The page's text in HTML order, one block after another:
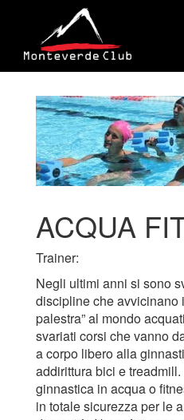
ACQUA
Trainer:
Negli ultimi anni si sono
discipline che avvicinano
palestra” al mondo
svariati corsi che vanno
a corpo libero alla
addirittura bici e treadmill.
ginnastica in acqua o
in totale sicurezza per le